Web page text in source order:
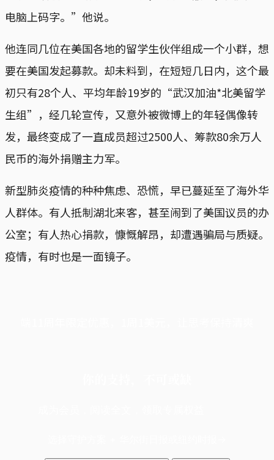
电脑上码字。”他说。
他连同几位在美国各地的留学生伙伴组成一个小群，想
要在美国发起募款。却未料到，在短短几日内，这个最
初只有28个人、平均年龄19岁的“武汉加油*北美留学
生组”，经几轮宣传，又意外被微博上的年轻偶像转
发，最终变成了一直成员超过2500人、筹款80余万人
民币的海外捐赠主力军。
新型肺炎疫情的种种焦虑、恐慌，早已蔓延至了海外华
人群体。有人抵制湖北来客，甚至闹到了美国议员的办
公室；有人热心捐款，慷慨解昂，却遭遇骗局与质疑。
疫情，有时也是一面镜子。